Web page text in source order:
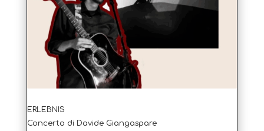
ERLEBNIS
Concerto di Davide Giangaspare